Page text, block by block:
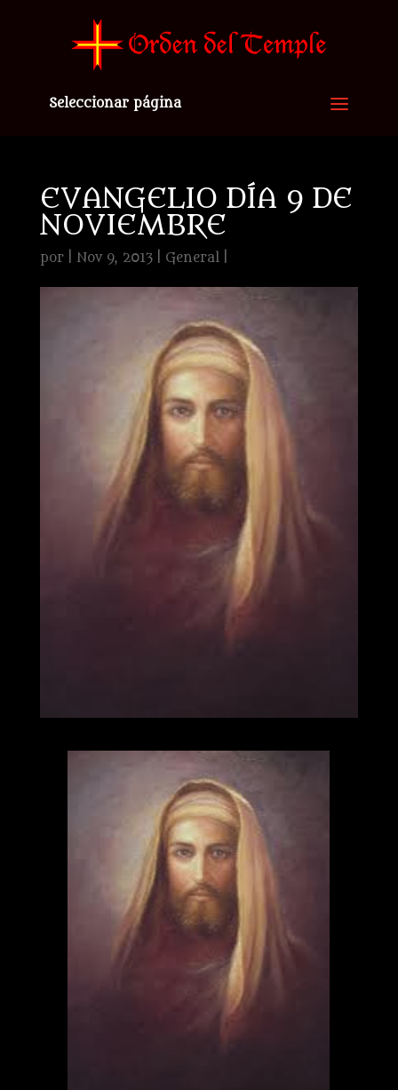
Seleccionar página
EVANGELIO DÍA 9 DE
NOVIEMBRE
por Nov 9, 2013| General|